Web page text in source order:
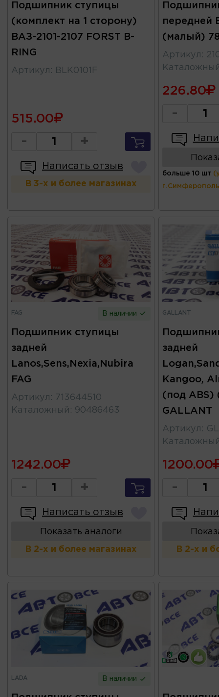
Подшипник ступицы
(комплект на 1 сторону)
ВАЗ-2101-2107 FORST B-
RING
Артикул : BLK0101F
515.00
- +
Написать отзыв
В 3-х и более магазинах
передней
(малый)
Артикул :
226.80
-
больше 10 шт
FAG В наличии
Подшипник ступицы
задней
Lanos,Sens,Nexia,Nubira
FAG
Артикул :
713644510
Каталожный : 90486463
1242.00
- +
Написать отзыв
Показать аналоги
В 2-х и более магазинах
GALLANT
задней
Kangoo,
(под ABS)
GALLANT
Артикул :
1200.00
-
В 2-х и
LADA В наличии